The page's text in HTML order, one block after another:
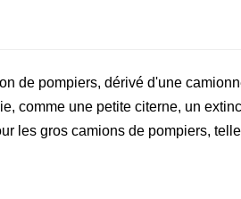
de pompiers, dérivé d'une
comme une petite citerne, un
les gros camions de pompiers,